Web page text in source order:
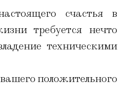
счастья в
требуется нечто
техническими
положительного